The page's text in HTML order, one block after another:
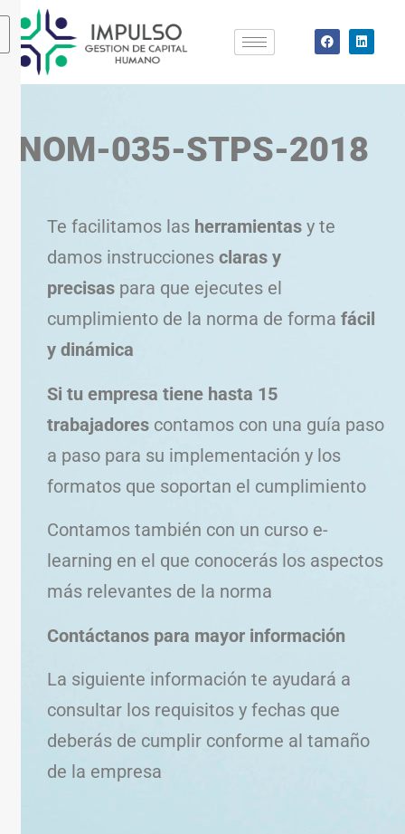
NOM-035-STPS-2018
Te facilitamos las herramientas y te
damos instrucciones claras y
precisas para que ejecutes el
cumplimiento de la norma de forma fácil
y dinámica
Si tu empresa tiene hasta 15
trabajadores contamos con una guía paso
a paso para su implementación y los
formatos que soportan el cumplimiento
Contamos también con un curso e-
learning en el que conocerás los aspectos
más relevantes de la norma
Contáctanos para mayor información
La siguiente información te ayudará a
consultar los requisitos y fechas que
deberás de cumplir conforme al tamaño
de la empresa